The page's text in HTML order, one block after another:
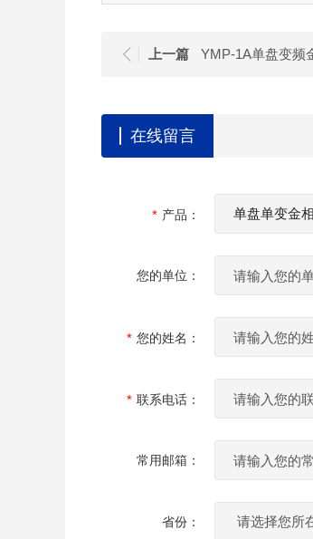
上一篇 YMP-1A单盘变频
在线留言
产品：
您的单位：
您的姓名：
联系电话：
常用邮箱：
省份：